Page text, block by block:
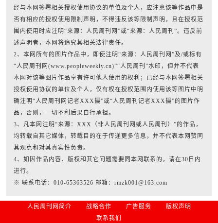
经与本网签署相关授权使用协议的单位及个人，应注意该等作品中是
否有相应的授权使用限制声明，不得违反该等限制声明，且在授权范
围内使用时应注明“来源：人民周刊网”或“来源：人民周刊”。违反前
述声明者，本网将追究其相关法律责任。
2、本网所有的图片作品中，即使注明“来源：人民周刊网”及/或标有
“人民周刊网(www.peopleweekly.cn)”“人民周刊”水印，但并不代表
本网对该等图片作品享有许可他人使用的权利；已经与本网签署相关
授权使用协议的单位及个人，仅有权在授权范围内使用该等图片中明
确注明“人民周刊网记者XXX摄”或“人民周刊记者XXX摄”的图片作
品，否则，一切不利后果自行承担。
3、凡本网注明“来源：XXX（非人民周刊网或人民周刊）”的作品，
均转载自其它媒体，转载目的在于传递更多信息，并不代表本网赞同
其观点和对其真实性负责。
4、如因作品内容、版权和其它问题需要同本网联系的，请在30日内
进行。
※ 联系电话：010-65363526 邮箱：rmzk001@163.com
人民周刊网简介 战略合作 广告服务
版权声明
联系我们